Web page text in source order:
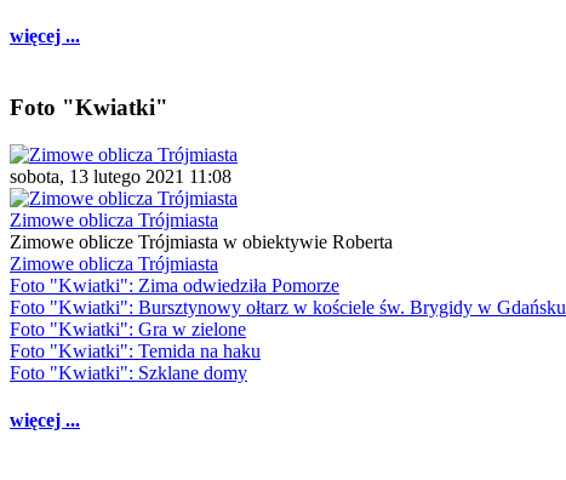
więcej ...
Foto "Kwiatki"
sobota, 13 lutego 2021 11:08
Zimowe oblicza Trójmiasta
Zimowe oblicze Trójmiasta w obiektywie Roberta
Zimowe oblicza Trójmiasta
Foto "Kwiatki": Zima odwiedziła Pomorze
Foto "Kwiatki": Bursztynowy ołtarz w kościele św. Brygidy w Gdańsku
Foto "Kwiatki": Gra w zielone
Foto "Kwiatki": Temida na haku
Foto "Kwiatki": Szklane domy
więcej ...